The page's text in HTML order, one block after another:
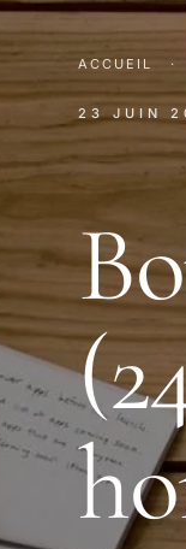
ACCUEIL ·
23 JUIN